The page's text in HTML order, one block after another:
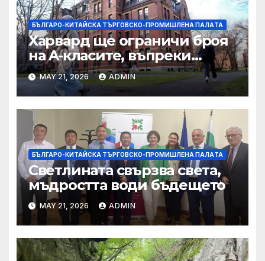
БЪЛГАРО-КИТАЙСКА ТЪРГОВСКО-ПРОМИШЛЕНА ПАЛAТА
Харвард ще ограничи броя
на A-класите, въпреки
силната съпротива на
студентите
MAY 21, 2026 ADMIN
БЪЛГАРО-КИТАЙСКА ТЪРГОВСКО-ПРОМИШЛЕНА ПАЛAТА
Светлината свързва света,
мъдростта води бъдещето
MAY 21, 2026 ADMIN